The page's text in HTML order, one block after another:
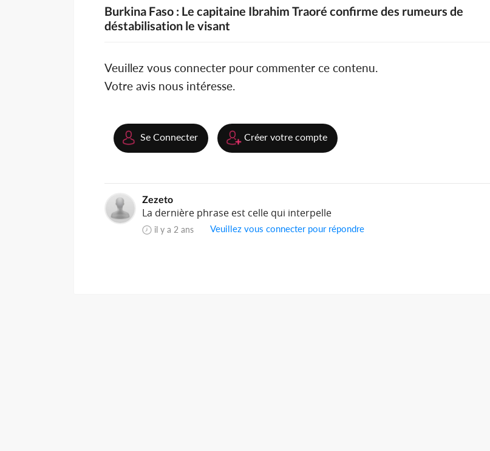
Burkina Faso : Le capitaine Ibrahim Traoré confirme des rumeurs de
déstabilisation le visant
Veuillez vous connecter pour commenter ce contenu.
Votre avis nous intéresse.
Se Connecter Créer votre compte
Zezeto
La dernière phrase est celle qui interpelle
il y a 2 ans Veuillez vous connecter pour répondre